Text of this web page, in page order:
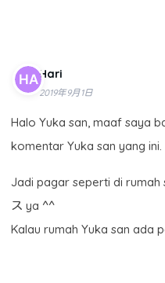
Hari
2019年9月1日
Halo Yuka san, maaf saya
komentar Yuka san yang ini.
Jadi pagar seperti di rumah
ス ya ^^
Kalau rumah Yuka san ada